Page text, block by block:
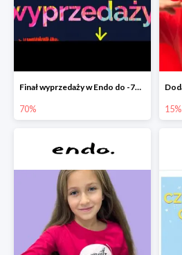
Finał wyprzedaży w Endo do -70%
70% 15%